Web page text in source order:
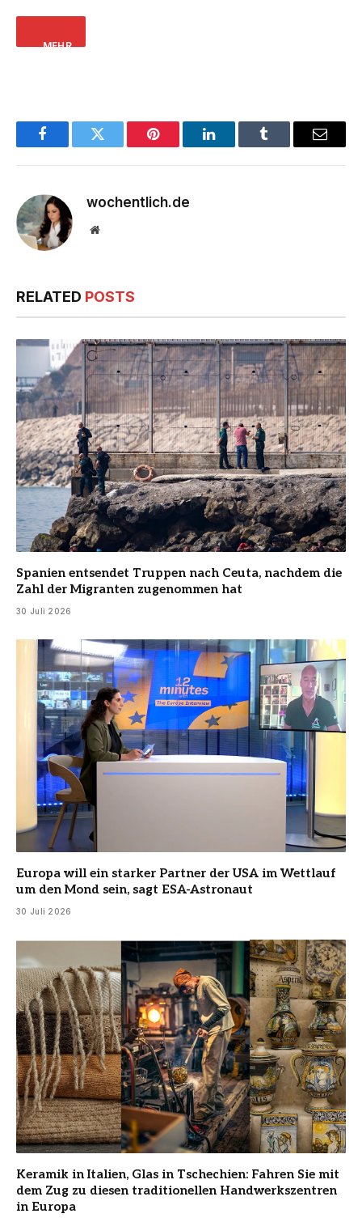
… MEHR
FacebookTwitter Pinterest LinkedInTumblr Email
wochentlich.de
Website
RELATED POSTS
Spanien entsendet Truppen nach Ceuta, nachdem die
Zahl der Migranten zugenommen hat
30 Juli 2026
Europa will ein starker Partner der USA im Wettlauf
um den Mond sein, sagt ESA-Astronaut
30 Juli 2026
Keramik in Italien, Glas in Tschechien: Fahren Sie mit
dem Zug zu diesen traditionellen Handwerkszentren
in Europa